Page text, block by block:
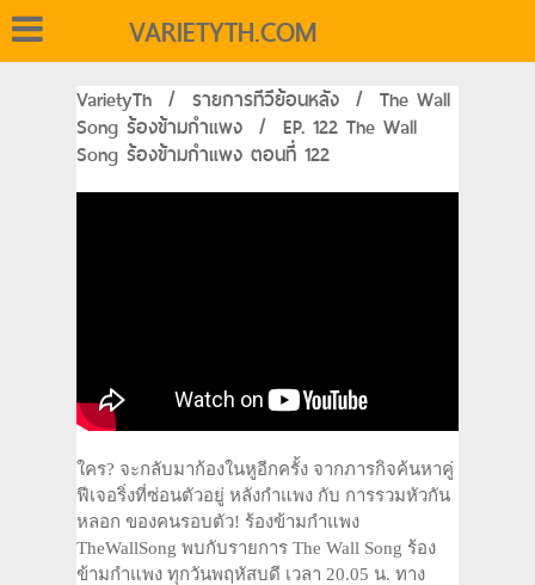
VARIETYTH.COM
VarietyTh / รายการทีวีย้อนหลัง / The Wall
Song ร้องข้ามกำแพง / EP. 122 The Wall
Song ร้องข้ามกำแพง ตอนที่ 122
ใคร? จะกลับมาก้องในหูอีกครั้ง จากภารกิจค้นหาคู่
ฟีเจอริ่งที่ซ่อนตัวอยู่ หลังกำแพง กับ การรวมหัวกัน
หลอก ของคนรอบตัว! ร้องข้ามกำแพง
TheWallSong พบกับรายการ The Wall Song ร้อง
ข้ามกำแพง ทุกวันพฤหัสบดี เวลา 20.05 น. ทาง